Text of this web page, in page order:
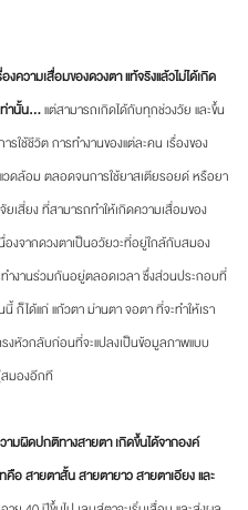
งความเสื่อมของดวงตา แท้จริงแล้วไม่ได้เกิด
ท่านั้น… แต่สามารถเกิดได้กับทุกช่วงวัย และขึ้น
ใช้ชีวิต การทำงานของแต่ละคน เรื่องของ
ดล้อม ตลอดจนการใช้ยาสเตียรอยด์ หรือยา
เสี่ยง ที่สามารถทำให้เกิดความเสื่อมของ
องจากดวงตาเป็นอวัยวะที่อยู่ใกล้กับสมอง
ำงานร่วมกันอยู่ตลอดเวลา ซึ่งส่วนประกอบที่
ก็ได้แก่ แก้วตา ม่านตา จอตา ที่จะทำให้เรา
งหัวกลับก่อนที่จะแปลงเป็นข้อมูลภาพแบบ
มองอีกที
ามผิดปกติทางสายตา เกิดขึ้นได้จากองค์
คือ สายตาสั้น สายตายาว สายตาเอียง และ